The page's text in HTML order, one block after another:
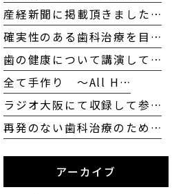
産経新聞に掲載頂きました…
確実性のある歯科治療を目…
歯の健康について講演して…
全て手作り 〜All H…
ラジオ大阪にて収録して参…
再発のない歯科治療のため…
アーカイブ